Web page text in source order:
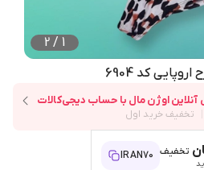
1
/
2
کد 6904
تخفیف IRAN70